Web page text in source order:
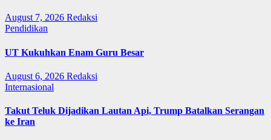
August 7, 2026 Redaksi
Pendidikan
UT Kukuhkan Enam Guru Besar
August 6, 2026 Redaksi
Internasional
Takut Teluk Dijadikan Lautan Api, Trump Batalkan Serangan
ke Iran